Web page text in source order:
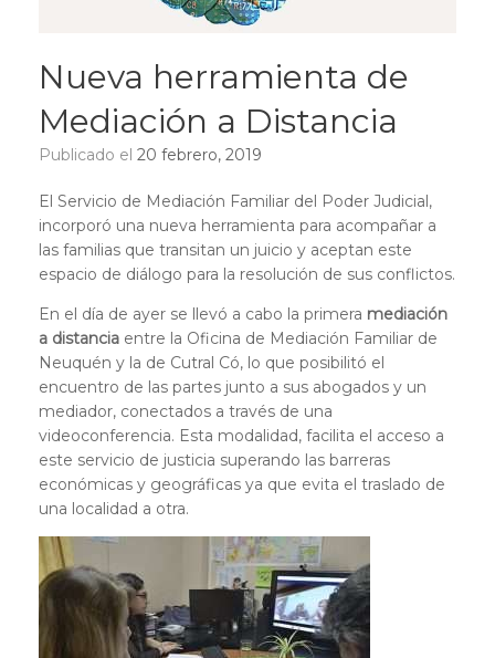
Nueva herramienta de
Mediación a Distancia
Publicado el 20 febrero, 2019
El Servicio de Mediación Familiar del Poder Judicial,
incorporó una nueva herramienta para acompañar a
las familias que transitan un juicio y aceptan este
espacio de diálogo para la resolución de sus conflictos.
En el día de ayer se llevó a cabo la primera mediación
a distancia entre la Oficina de Mediación Familiar de
Neuquén y la de Cutral Có, lo que posibilitó el
encuentro de las partes junto a sus abogados y un
mediador, conectados a través de una
videoconferencia. Esta modalidad, facilita el acceso a
este servicio de justicia superando las barreras
económicas y geográficas ya que evita el traslado de
una localidad a otra.